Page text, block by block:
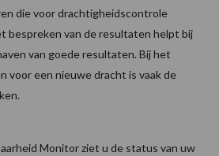
die voor drachtigheidscontrole
bespreken van de resultaten helpt bij
van goede resultaten. Bij het
voor een nieuwe dracht is vaak de
Monitor ziet u de status van uw